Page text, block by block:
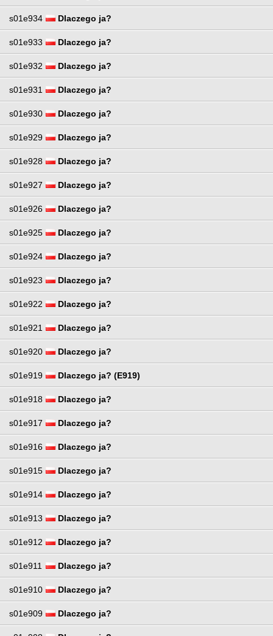
s01e934 Dlaczego ja?
s01e933 Dlaczego ja?
s01e932 Dlaczego ja?
s01e931 Dlaczego ja?
s01e930 Dlaczego ja?
s01e929 Dlaczego ja?
s01e928 Dlaczego ja?
s01e927 Dlaczego ja?
s01e926 Dlaczego ja?
s01e925 Dlaczego ja?
s01e924 Dlaczego ja?
s01e923 Dlaczego ja?
s01e922 Dlaczego ja?
s01e921 Dlaczego ja?
s01e920 Dlaczego ja?
s01e919 Dlaczego ja? (E919)
s01e918 Dlaczego ja?
s01e917 Dlaczego ja?
s01e916 Dlaczego ja?
s01e915 Dlaczego ja?
s01e914 Dlaczego ja?
s01e913 Dlaczego ja?
s01e912 Dlaczego ja?
s01e911 Dlaczego ja?
s01e910 Dlaczego ja?
s01e909 Dlaczego ja?